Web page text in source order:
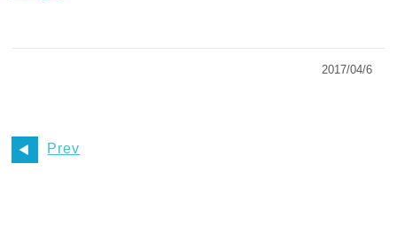
2017/04/6
Prev